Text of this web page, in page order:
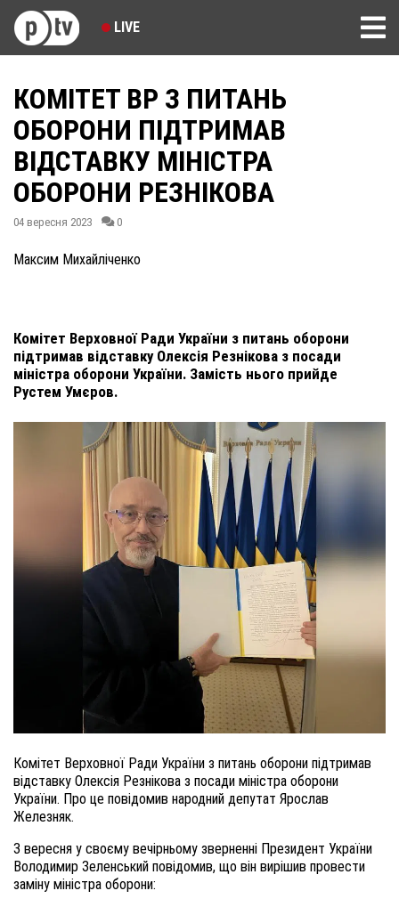
LIVE
КОМІТЕТ ВР З ПИТАНЬ
ОБОРОНИ ПІДТРИМАВ
ВІДСТАВКУ МІНІСТРА
ОБОРОНИ РЕЗНІКОВА
04 вересня 2023 0
Максим Михайліченко
Комітет Верховної Ради України з питань оборони
підтримав відставку Олексія Резнікова з посади
міністра оборони України. Замість нього прийде
Рустем Умєров.
Комітет Верховної Ради України з питань оборони підтримав
відставку Олексія Резнікова з посади міністра оборони
України. Про це повідомив народний депутат Ярослав
Железняк.
3 вересня у своєму вечірньому зверненні Президент України
Володимир Зеленський повідомив, що він вирішив провести
заміну міністра оборони: